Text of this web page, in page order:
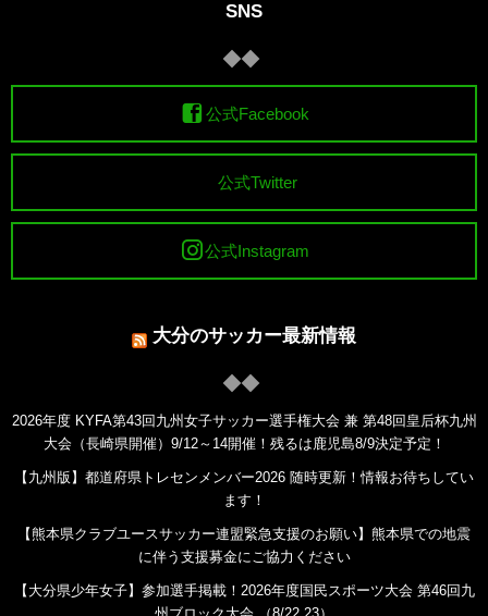
SNS
公式Facebook
公式Twitter
公式Instagram
大分のサッカー最新情報
2026年度 KYFA第43回九州女子サッカー選手権大会 兼 第48回皇后杯九州
大会（長崎県開催）9/12～14開催！残るは鹿児島8/9決定予定！
【九州版】都道府県トレセンメンバー2026 随時更新！情報お待ちしてい
ます！
【熊本県クラブユースサッカー連盟緊急支援のお願い】熊本県での地震
に伴う支援募金にご協力ください
【大分県少年女子】参加選手掲載！2026年度国民スポーツ大会 第46回九